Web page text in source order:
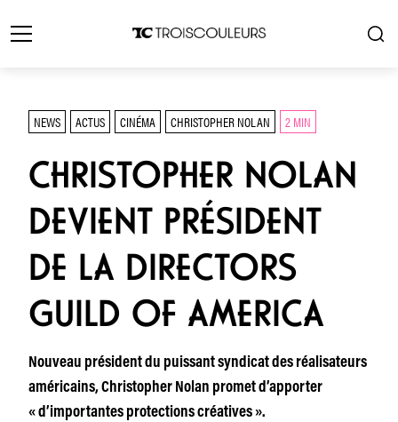
NEWS ACTUS CINÉMA CHRISTOPHER NOLAN 2 MIN
CHRISTOPHER NOLAN
DEVIENT PRÉSIDENT
DE LA DIRECTORS
GUILD OF AMERICA
Nouveau président du puissant syndicat des réalisateurs
américains, Christopher Nolan promet d’apporter
« d’importantes protections créatives ».